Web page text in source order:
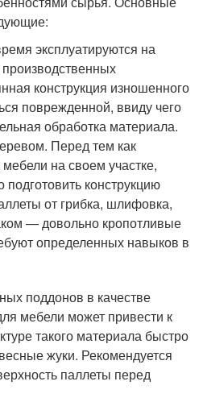
эксплуатируются на
конструкция изношенного
поврежденной, ввиду чего
обработка материала.
Перед тем как
на своем участке,
конструкцию
от грибка, шлифовка,
— довольно кропотливые
определенных навыков в
поддонов в качестве
мебели может привести к
такого материала быстро
жуки. Рекомендуется
паллеты перед